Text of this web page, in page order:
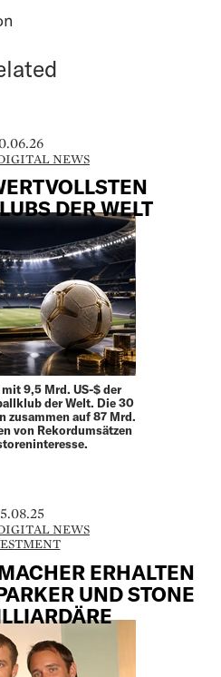
NEWS
DER WELT
9,5 Mrd. US-$ der
der Welt. Die 30
zusammen auf 87 Mrd.
von Rekordumsätzen
NEWS
ERHALTEN
UND STONE